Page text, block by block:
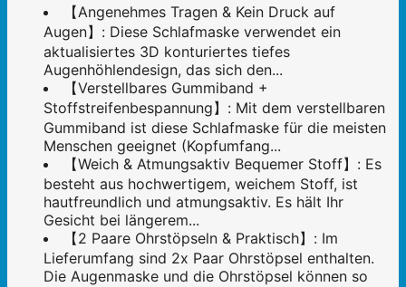
【Angenehmes Tragen & Kein Druck auf
Augen】: Diese Schlafmaske verwendet ein
aktualisiertes 3D konturiertes tiefes
Augenhöhlendesign, das sich den...
【Verstellbares Gummiband +
Stoffstreifenbespannung】: Mit dem verstellbaren
Gummiband ist diese Schlafmaske für die meisten
Menschen geeignet (Kopfumfang...
【Weich & Atmungsaktiv Bequemer Stoff】: Es
besteht aus hochwertigem, weichem Stoff, ist
hautfreundlich und atmungsaktiv. Es hält Ihr
Gesicht bei längerem...
【2 Paare Ohrstöpseln & Praktisch】: Im
Lieferumfang sind 2x Paar Ohrstöpsel enthalten.
Die Augenmaske und die Ohrstöpsel können so